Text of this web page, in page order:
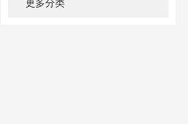
更多分类